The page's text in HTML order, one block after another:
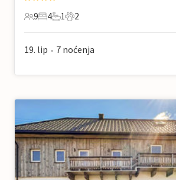
9 Gosti
9
4 Spavaće sobe
4
1 Kupaonica
1
2 Kućni ljubimac
2
19. lip • 7 noćenja